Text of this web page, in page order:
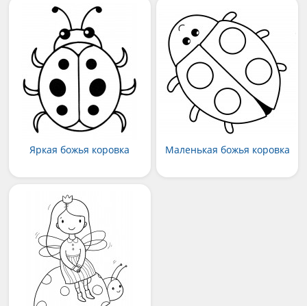
Яркая божья коровка Маленькая божья коровка